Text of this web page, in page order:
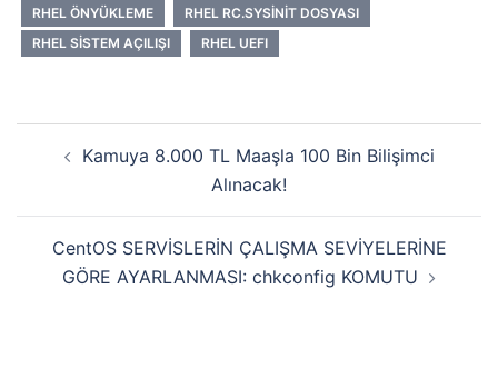
RHEL ÖNYÜKLEME
RHEL RC.SYSINIT DOSYASI
RHEL SISTEM AÇILIŞI
RHEL UEFI
dolaşımıKamuya 8.000 TL Maaşla 100 Bin Bilişimci
Alınacak!
CentOS SERVİSLERİN ÇALIŞMA SEVİYELERİNE
GÖRE AYARLANMASI: chkconfig KOMUTU